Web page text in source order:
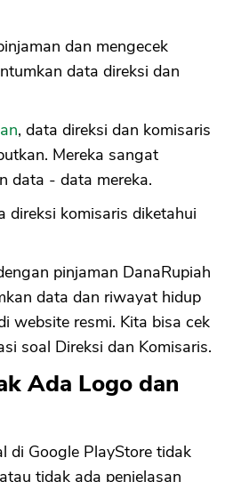
dan mengecek
data direksi dan
, data direksi dan komisaris
Mereka sangat
data - data mereka.
direksi komisaris diketahui
pinjaman DanaRupiah
data dan riwayat hidup
website resmi. Kita bisa cek
soal Direksi dan Komisaris.
Ada Logo dan
di Google PlayStore tidak
tidak ada penjelasan